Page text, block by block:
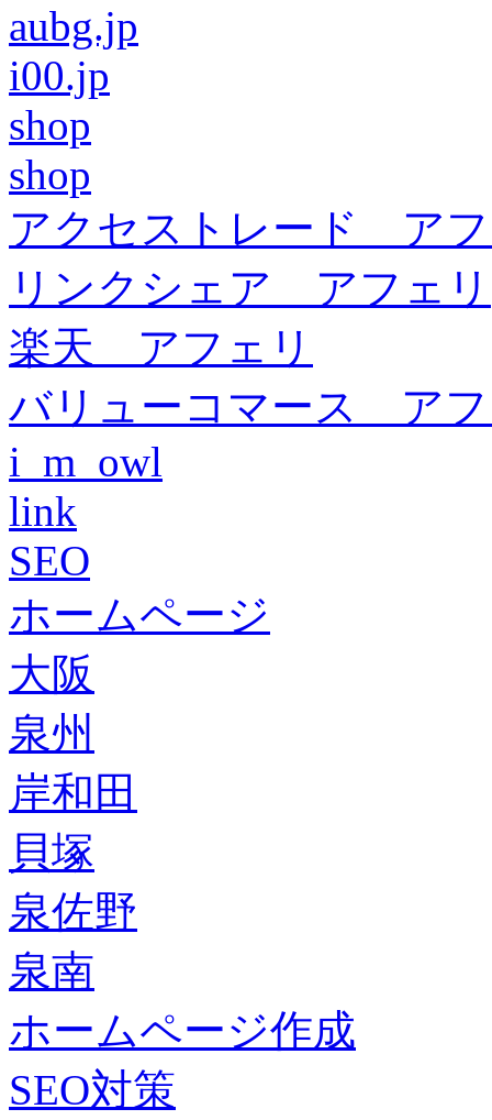
aubg.jp
i00.jp
shop
shop
アクセストレード ア
リンクシェア アフェリ
楽天 アフェリ
バリューコマース ア
i_m_owl
link
SEO
ホームページ
大阪
泉州
岸和田
貝塚
泉佐野
泉南
ホームページ作成
SEO対策